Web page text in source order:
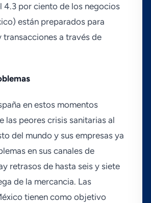
4.3 por ciento de los negocios
están preparados para
transacciones a través de
en estos momentos
las peores crisis sanitarias al
del mundo y sus empresas ya
en sus canales de
retrasos de hasta seis y siete
de la mercancia. Las
tienen como objetivo